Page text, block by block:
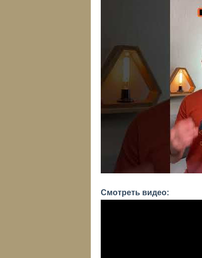
Смотреть видео: